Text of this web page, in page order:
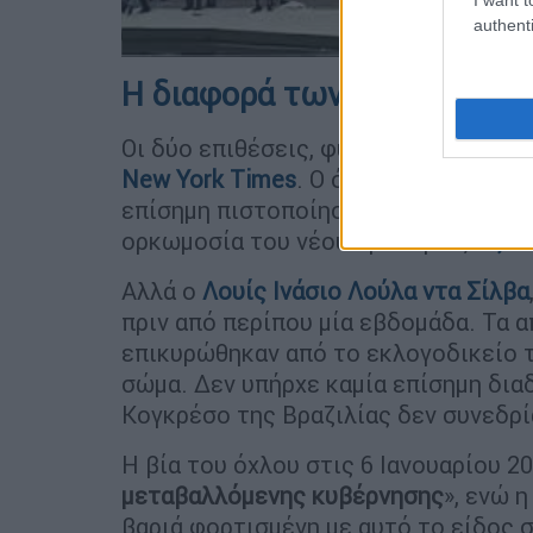
Η διαφορά των δύο
Οι δύο επιθέσεις, φυσικά, δεν
New York Times. Ο όχλος της 6ης
επίσημη πιστοποίηση των
ορκωμοσία του νέου προέδρου,Τζο
Αλλά ο Λουίς Ινάσιο Λούλα ντα Σίλβα
πριν από περίπου μία εβδομάδα.
επικυρώθηκαν από το εκλογοδικείο
σώμα. Δεν υπήρχε καμία επίσημη
Κογκρέσο της Βραζιλίας δεν
Η βία του όχλου στις 6 Ιανουαρίου
μεταβαλλόμενης κυβέρνησης», ενώ η
βαριά φορτισμένη με αυτό το